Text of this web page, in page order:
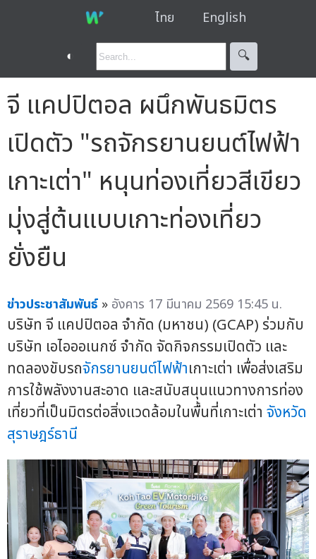
ไทย English
◐ 🔍︎
จี แคปปิตอล ผนึกพันธมิตร
เปิดตัว "รถจักรยานยนต์ไฟฟ้า
เกาะเต่า" หนุนท่องเที่ยวสีเขียว
มุ่งสู่ต้นแบบเกาะท่องเที่ยว
ยั่งยืน
ข่าวประชาสัมพันธ์ » อังคาร 17 มีนาคม 2569 15:45 น.
บริษัท จี แคปปิตอล จำกัด (มหาชน) (GCAP) ร่วมกับ
บริษัท เอไอออเนกซ์ จำกัด จัดกิจกรรมเปิดตัว และ
ทดลองขับรถจักรยานยนต์ไฟฟ้าเกาะเต่า เพื่อส่งเสริม
การใช้พลังงานสะอาด และสนับสนุนแนวทางการท่อง
เที่ยวที่เป็นมิตรต่อสิ่งแวดล้อมในพื้นที่เกาะเต่า จังหวัด
สุราษฎร์ธานี